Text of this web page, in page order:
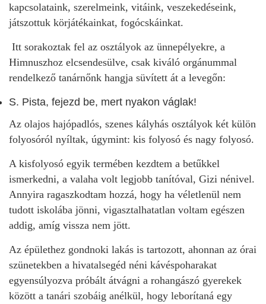
kapcsolataink, szerelmeink, vitáink, veszekedéseink,
játszottuk körjátékainkat, fogócskáinkat.
Itt sorakoztak fel az osztályok az ünnepélyekre, a
Himnuszhoz elcsendesülve, csak kiváló orgánummal
rendelkező tanárnőnk hangja süvített át a levegőn:
S. Pista, fejezd be, mert nyakon váglak!
Az olajos hajópadlós, szenes kályhás osztályok két külön
folyosóról nyíltak, úgymint: kis folyosó és nagy folyosó.
A kisfolyosó egyik termében kezdtem a betűkkel
ismerkedni, a valaha volt legjobb tanítóval, Gizi nénivel.
Annyira ragaszkodtam hozzá, hogy ha véletlenül nem
tudott iskolába jönni, vigasztalhatatlan voltam egészen
addig, amíg vissza nem jött.
Az épülethez gondnoki lakás is tartozott, ahonnan az órai
szünetekben a hivatalsegéd néni kávéspoharakat
egyensúlyozva próbált átvágni a rohangászó gyerekek
között a tanári szobáig anélkül, hogy leborítaná egy